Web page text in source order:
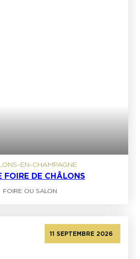
EN-CHAMPAGNE
FOIRE DE CHÂLONS
FOIRE OU SALON
11 SEPTEMBRE 2026